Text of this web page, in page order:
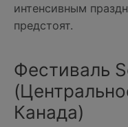
интенсивным
предстоят.
Фестиваль
Канада)